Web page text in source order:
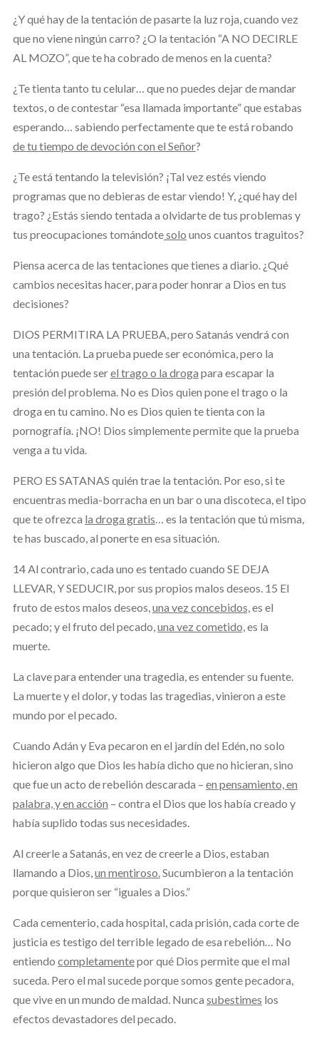
¿Y qué hay de la tentación de pasarte la luz roja, cuando vez
que no viene ningún carro? ¿O la tentación “A NO DECIRLE
AL MOZO”, que te ha cobrado de menos en la cuenta?
¿Te tienta tanto tu celular… que no puedes dejar de mandar
textos, o de contestar “esa llamada importante” que estabas
esperando… sabiendo perfectamente que te está robando
de tu tiempo de devoción con el Señor?
¿Te está tentando la televisión? ¡Tal vez estés viendo
programas que no debieras de estar viendo! Y, ¿qué hay del
trago? ¿Estás siendo tentada a olvidarte de tus problemas y
tus preocupaciones tomándotesolo unos cuantos traguitos?
Piensa acerca de las tentaciones que tienes a diario. ¿Qué
cambios necesitas hacer, para poder honrar a Dios en tus
decisiones?
DIOS PERMITIRA LA PRUEBA, pero Satanás vendrá con
una tentación. La prueba puede ser económica, pero la
tentación puede serel trago o la droga para escapar la
presión del problema. No es Dios quien pone el trago o la
droga en tu camino. No es Dios quien te tienta con la
pornografía. ¡NO! Dios simplemente permite que la prueba
venga a tu vida.
PERO ES SATANAS quién trae la tentación. Por eso, si te
encuentras media-borracha en un bar o una discoteca, el tipo
que te ofrezca la droga gratis… es la tentación que tú misma,
te has buscado, al ponerte en esa situación.
14 Al contrario, cada uno es tentado cuando SE DEJA
LLEVAR, Y SEDUCIR, por sus propios malos deseos. 15 El
fruto de estos malos deseos,una vez concebidos,es el
pecado; y el fruto del pecado,una vez cometido,es la
muerte.
La clave para entender una tragedia, es entender su fuente.
La muerte y el dolor, y todas las tragedias, vinieron a este
mundo por el pecado.
Cuando Adán y Eva pecaron en el jardín del Edén, no solo
hicieron algo que Dios les había dicho que no hicieran, sino
que fue un acto de rebelión descarada – en pensamiento, en
palabra, y en acción – contra el Dios que los había creado y
había suplido todas sus necesidades.
Al creerle a Satanás, en vez de creerle a Dios, estaban
llamando a Dios,un mentiroso.Sucumbieron a la tentación
porque quisieron ser “iguales a Dios.”
Cada cementerio, cada hospital, cada prisión, cada corte de
justicia es testigo del terrible legado de esa rebelión… No
entiendo completamentepor qué Dios permite que el mal
suceda. Pero el mal sucede porque somos gente pecadora,
que vive en un mundo de maldad. Nunca subestimes los
efectos devastadores del pecado.